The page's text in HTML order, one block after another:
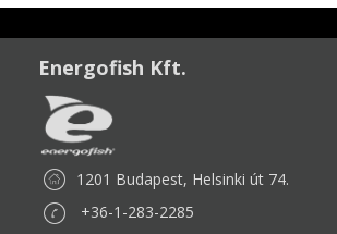
Energofish Kft.
1201 Budapest, Helsinki út 74.
+36-1-283-2285